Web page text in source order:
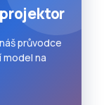
průvodce
model na